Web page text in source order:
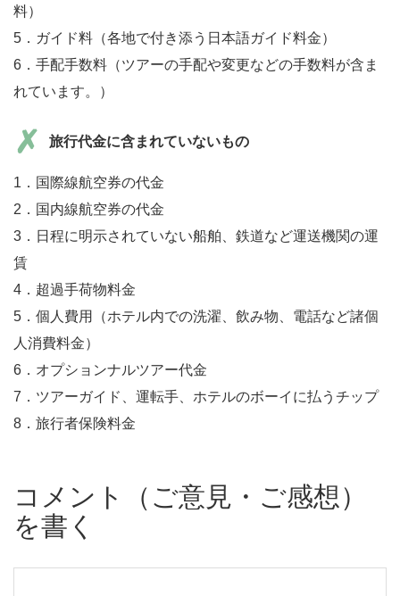
料）
5．ガイド料（各地で付き添う日本語ガイド料金）
6．手配手数料（ツアーの手配や変更などの手数料が含ま
れています。）
旅行代金に含まれていないもの
1．国際線航空券の代金
2．国内線航空券の代金
3．日程に明示されていない船舶、鉄道など運送機関の運
賃
4．超過手荷物料金
5．個人費用（ホテル内での洗濯、飲み物、電話など諸個
人消費料金）
6．オプションナルツアー代金
7．ツアーガイド、運転手、ホテルのボーイに払うチップ
8．旅行者保険料金
コメント（ご意見・ご感想）
を書く